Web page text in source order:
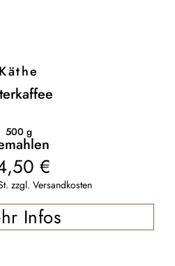
Käthe
500 g
€
zzgl. Versandkosten
Infos